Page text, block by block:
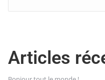
Articles